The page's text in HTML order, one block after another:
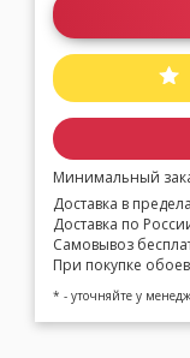
Минимальный
Доставка в
Доставка по
Самовывоз
При покупке
* - уточняйте у